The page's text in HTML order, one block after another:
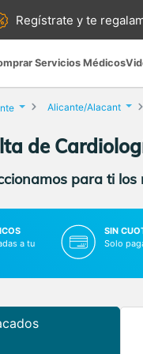
Regístrate yte
Servicios Médicos
Alicante/Alacant
de
para ti
a tu
SIN
Solo